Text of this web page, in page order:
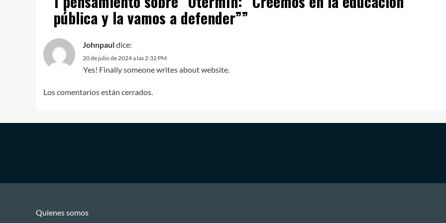
pública y la vamos a defender””
Johnpauldice:
20 de julio de 2024 a las 2:32 PM
Yes! Finally someone writes about website.
Los comentarios están cerrados.
Quienes somos